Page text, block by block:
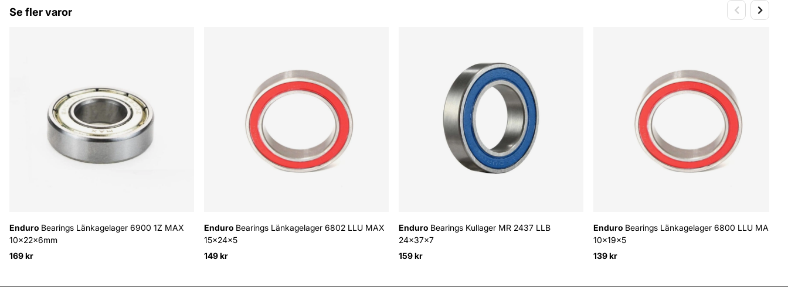
Se fler varor
Enduro Bearings Länkagelager 6900 1Z MAX
10x22x6mm
169 kr
Enduro Bearings Länkagelager 6802 LLU MAX
15x24x5
149 kr
Enduro Bearings Kullager MR 2437 LLB
24x37x7
159 kr
Enduro Bearings Länkagelager 6800 LLU MAX
10x19x5
139 kr